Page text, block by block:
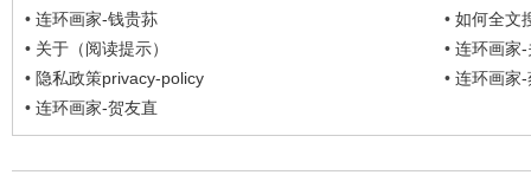
• 连环画家-钱贵荪 • 如何全文
search)
• 关于（阅读提示） • 连环画家
• 隐私政策privacy-policy • 连环画家
• 连环画家-贺友直